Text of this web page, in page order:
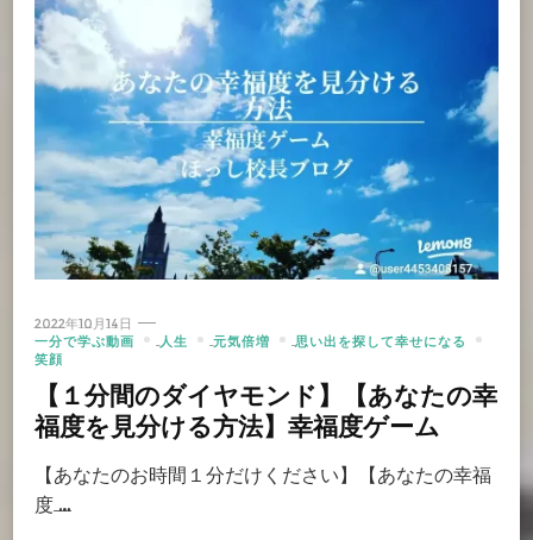
2022年10月14日
一分で学ぶ動画
人生 元気倍増
思い出を探して幸せになる
笑顔
【１分間のダイヤモンド】【あなたの幸
福度を見分ける方法】幸福度ゲーム
【あなたのお時間１分だけください】【あなたの幸福
度 …